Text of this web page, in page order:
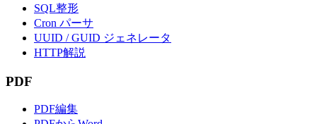
SQL整形
Cron パーサ
UUID / GUID ジェネレータ
HTTP解説
PDF
PDF編集